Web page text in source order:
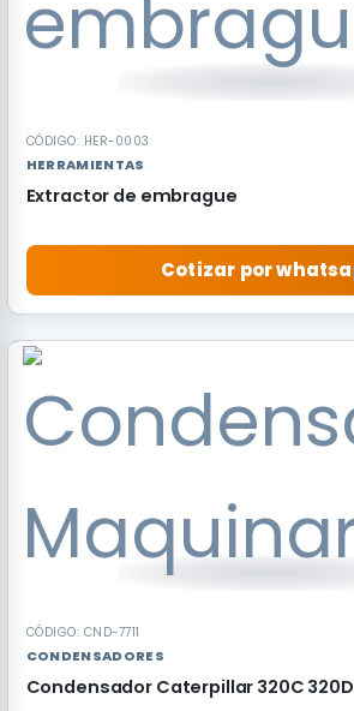
CÓDIGO: HER-0003
HERRAMIENTAS
Extractor de embrague
Cotizar por
RECOMENDADO
CÓDIGO: CND-7711
CONDENSADORES
Condensador Caterpillar 320C 320D